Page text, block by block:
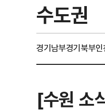
수도권
경기남부경기북부인
[수원 소